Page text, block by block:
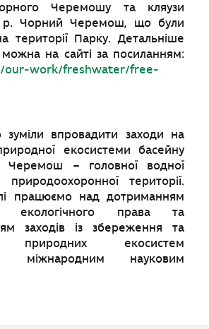
Черемошу та кляузи
р. Чорний Черемош, що були
території Парку. Детальніше
на сайті за посиланням:
our-work/freshwater/free-
впровадити заходи на
екосистеми басейну
Черемош – головної водної
природоохоронної території.
працюємо над дотриманням
екологічного права та
заходів із збереження та
природних екосистем
міжнародним науковим